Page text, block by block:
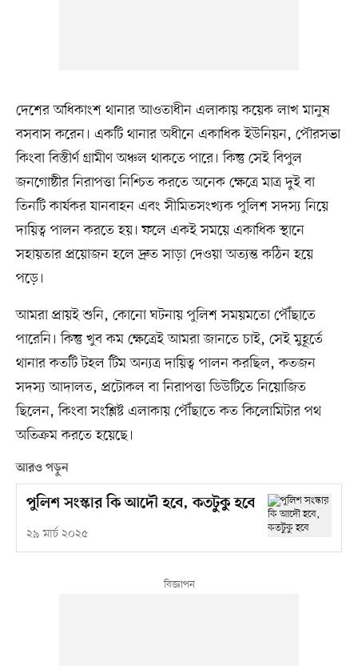
দেশের অধিকাংশ থানার আওতাধীন এলাকায় কয়েক লাখ মানুষ
বসবাস করেন। একটি থানার অধীনে একাধিক ইউনিয়ন, পৌরসভা
কিংবা বিস্তীর্ণ গ্রামীণ অঞ্চল থাকতে পারে। কিন্তু সেই বিপুল
জনগোষ্ঠীর নিরাপত্তা নিশ্চিত করতে অনেক ক্ষেত্রে মাত্র দুই বা
তিনটি কার্যকর যানবাহন এবং সীমিতসংখ্যক পুলিশ সদস্য নিয়ে
দায়িত্ব পালন করতে হয়। ফলে একই সময়ে একাধিক স্থানে
সহায়তার প্রয়োজন হলে দ্রুত সাড়া দেওয়া অত্যন্ত কঠিন হয়ে
পড়ে।
আমরা প্রায়ই শুনি, কোনো ঘটনায় পুলিশ সময়মতো পৌঁছাতে
পারেনি। কিন্তু খুব কম ক্ষেত্রেই আমরা জানতে চাই, সেই মুহূর্তে
থানার কতটি টহল টিম অন্যত্র দায়িত্ব পালন করছিল, কতজন
সদস্য আদালত, প্রটোকল বা নিরাপত্তা ডিউটিতে নিয়োজিত
ছিলেন, কিংবা সংশ্লিষ্ট এলাকায় পৌঁছাতে কত কিলোমিটার পথ
অতিক্রম করতে হয়েছে।
আরও পড়ুন
পুলিশ সংস্কার কি আদৌ হবে, কতটুকু হবে
২৯ মার্চ ২০২৫